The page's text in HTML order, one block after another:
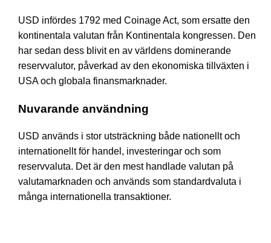
USD infördes 1792 med Coinage Act, som ersatte den
kontinentala valutan från Kontinentala kongressen. Den
har sedan dess blivit en av världens dominerande
reservvalutor, påverkad av den ekonomiska tillväxten i
USA och globala finansmarknader.
Nuvarande användning
USD används i stor utsträckning både nationellt och
internationellt för handel, investeringar och som
reservvaluta. Det är den mest handlade valutan på
valutamarknaden och används som standardvaluta i
många internationella transaktioner.